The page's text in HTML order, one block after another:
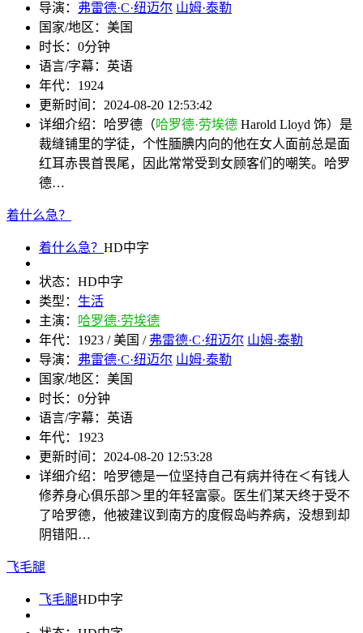
导演： 弗雷德·C·纽迈尔 山姆·泰勒
国家/地区： 美国
时长： 0分钟
语言/字幕： 英语
年代： 1924
更新时间： 2024-08-20 12:53:42
详细介绍： 哈罗德（哈罗德·劳埃德 Harold Lloyd 饰）是
裁缝铺里的学徒，个性腼腆内向的他在女人面前总是面
红耳赤畏首畏尾，因此常常受到女顾客们的嘲笑。哈罗
德…
着什么急？
着什么急？ HD中字
状态： HD中字
类型： 生活
主演： 哈罗德·劳埃德
年代： 1923 / 美国 / 弗雷德·C·纽迈尔 山姆·泰勒
导演： 弗雷德·C·纽迈尔 山姆·泰勒
国家/地区： 美国
时长： 0分钟
语言/字幕： 英语
年代： 1923
更新时间： 2024-08-20 12:53:28
详细介绍： 哈罗德是一位坚持自己有病并待在＜有钱人
修养身心俱乐部＞里的年轻富豪。医生们某天终于受不
了哈罗德，他被建议到南方的度假岛屿养病，没想到却
阴错阳…
飞毛腿
飞毛腿HD中字